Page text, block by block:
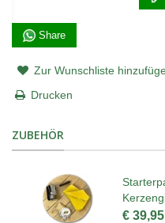
Share
Zur Wunschliste
Drucken
ZUBEHÖR
€ 39,95